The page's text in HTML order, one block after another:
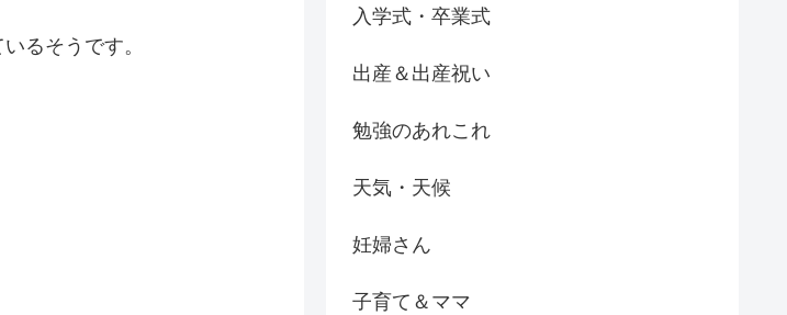
るそうです。
入学式・卒業式
出産＆出産祝い
勉強のあれこれ
天気・天候
妊婦さん
子育て＆ママ